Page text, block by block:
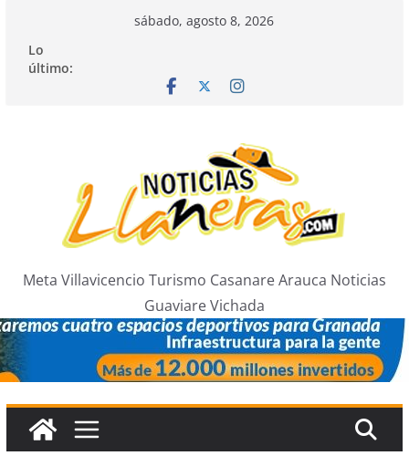
contenido
sábado, agosto 8, 2026
Lo
último:
Meta Villavicencio Turismo Casanare Arauca Noticias
Guaviare Vichada